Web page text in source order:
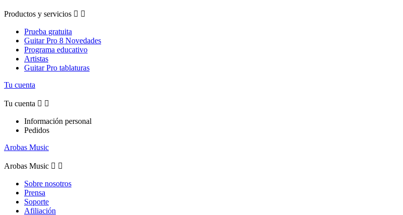
Productos y servicios  
Prueba gratuita
Guitar Pro 8 Novedades
Programa educativo
Artistas
Guitar Pro tablaturas
Tu cuenta
Tu cuenta  
Información personal
Pedidos
Arobas Music
Arobas Music  
Sobre nosotros
Prensa
Soporte
Afiliación